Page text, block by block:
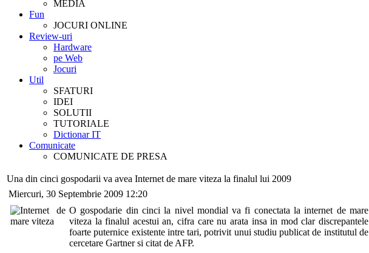
MEDIA
Fun
JOCURI ONLINE
Review-uri
Hardware
pe Web
Jocuri
Util
SFATURI
IDEI
SOLUTII
TUTORIALE
Dictionar IT
Comunicate
COMUNICATE DE PRESA
Una din cinci gospodarii va avea Internet de mare viteza la finalul lui 2009
Miercuri, 30 Septembrie 2009 12:20
O gospodarie din cinci la nivel mondial va fi conectata la internet de mare
viteza la finalul acestui an, cifra care nu arata insa in mod clar discrepantele
foarte puternice existente intre tari, potrivit unui studiu publicat de institutul de
cercetare Gartner si citat de AFP.